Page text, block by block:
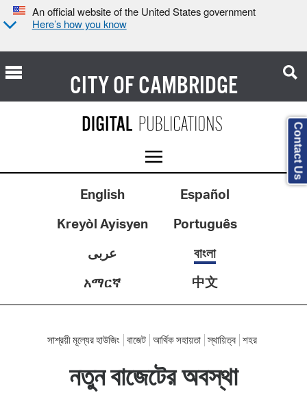
An official website of the United States government
Here’s how you know
CITY OFCAMBRIDGE
English
Español
Kreyòl Ayisyen
Português
عربى
বাংলা
አማርኛ
中文
সাশ্রয়ী মূল্যের হাউজিং বাজেট আর্থিক সহায়তা স্থায়িত্ব শহর
নতুন বাজেটের অবস্থা
Contact Us